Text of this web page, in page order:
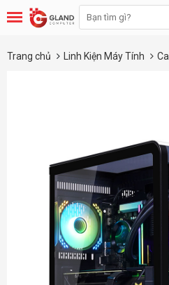
Trang chủ Linh Kiện Máy Tính